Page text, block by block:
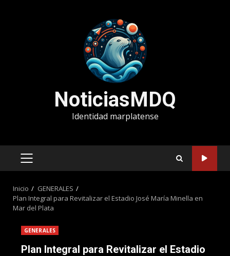
NoticiasMDQ
Identidad marplatense
MENÚ
Inicio
GENERALES
Plan Integral para Revitalizar el Estadio José María Minella en
Mar del Plata
GENERALES
Plan Integral para Revitalizar el Estadio